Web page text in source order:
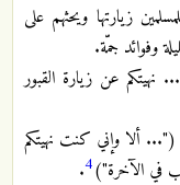
زيارتها ويحثهم على
وفوائد جمّة.
نهيتكم عن زيارة القبور
("... ألا وإني كنت نهيتكم
في الآخرة")4
.